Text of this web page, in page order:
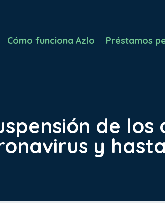
Cómo funciona Azlo Préstamos
de
y